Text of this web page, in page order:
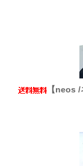
【neos